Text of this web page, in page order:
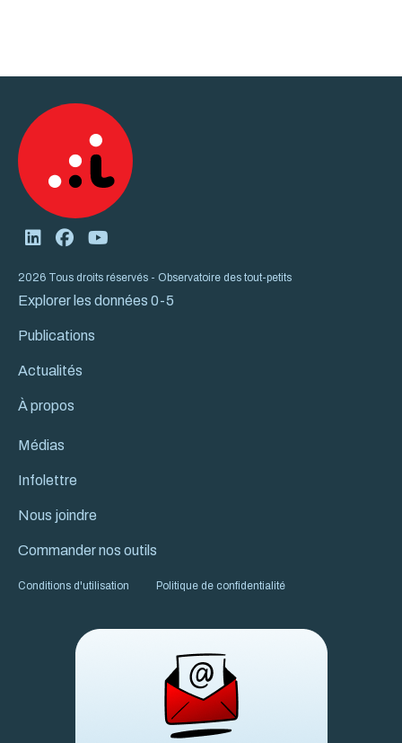
2026 Tous droits réservés - Observatoire des tout-petits
Explorer les données 0-5
Publications
Actualités
À propos
Médias
Infolettre
Nous joindre
Commander nos outils
Conditions d'utilisation Politique de confidentialité